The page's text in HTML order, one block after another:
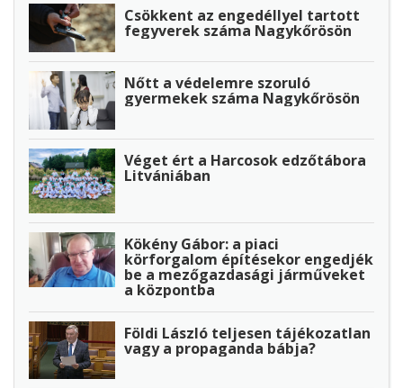
Csökkent az engedéllyel tartott
fegyverek száma Nagykőrösön
Nőtt a védelemre szoruló
gyermekek száma Nagykőrösön
Véget ért a Harcosok edzőtábora
Litvániában
Kökény Gábor: a piaci
körforgalom építésekor engedjék
be a mezőgazdasági járműveket
a központba
Földi László teljesen tájékozatlan
vagy a propaganda bábja?